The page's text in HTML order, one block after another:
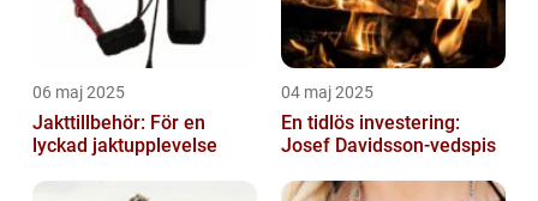
06 maj 2025
Jakttillbehör: För en
lyckad jaktupplevelse
04 maj 2025
En tidlös investering:
Josef Davidsson-vedspis